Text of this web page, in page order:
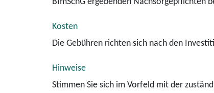
Kosten
Die Gebühren richten sich nach den
Hinweise
Stimmen Sie sich im Vorfeld mit der